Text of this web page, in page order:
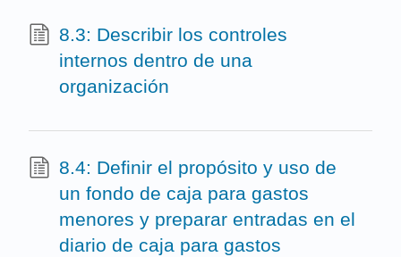
8.3: Describir los controles
internos dentro de una
organización
8.4: Definir el propósito y uso de
un fondo de caja para gastos
menores y preparar entradas en el
diario de caja para gastos